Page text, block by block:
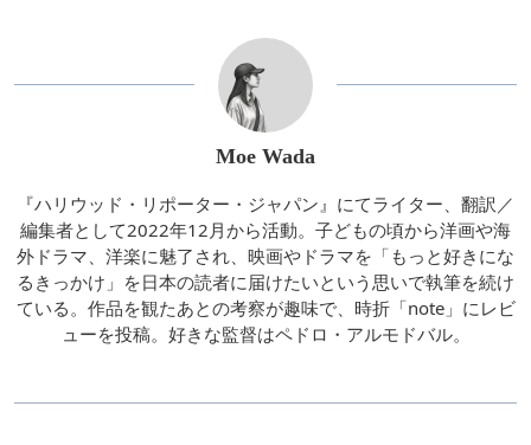
Moe Wada
『ハリウッド・リポーター・ジャパン』にてライター、翻訳／
編集者として2022年12月から活動。子どもの頃から洋画や海
外ドラマ、洋楽に魅了され、映画やドラマを「もっと好きにな
るきっかけ」を日本の読者に届けたいという思いで執筆を続け
ている。作品を観たあとの考察が趣味で、時折「note」にレビ
ューを投稿。好きな監督はペドロ・アルモドバル。